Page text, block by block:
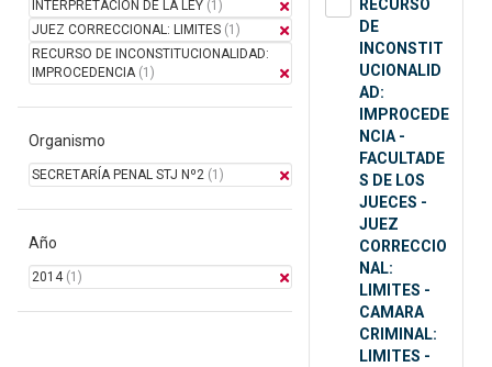
INTERPRETACION DE LA LEY (1)
JUEZ CORRECCIONAL: LIMITES (1)
RECURSO DE INCONSTITUCIONALIDAD:
IMPROCEDENCIA(1)
Organismo
SECRETARÍA PENAL STJ Nº2 (1)
Año
2014(1)
RECURSO
DE
INCONSTIT
UCIONALID
AD:
IMPROCEDE
NCIA -
FACULTADE
S DE LOS
JUECES -
JUEZ
CORRECCIO
NAL:
LIMITES -
CAMARA
CRIMINAL:
LIMITES -